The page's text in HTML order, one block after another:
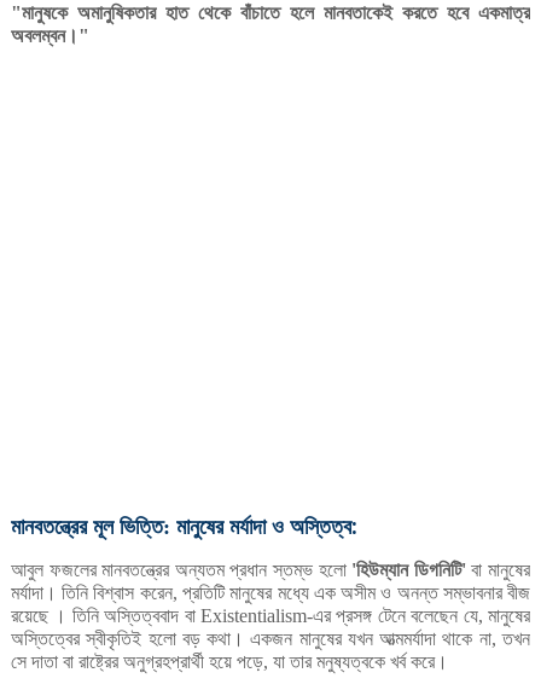
"মানুষকে অমানুষিকতার হাত থেকে বাঁচাতে হলে মানবতাকেই করতে হবে একমাত্র
অবলম্বন। "
মানবতন্ত্রের মূল ভিত্তি: মানুষের মর্যাদা ও অস্তিত্ব:
আবুল ফজলের মানবতন্ত্রের অন্যতম প্রধান স্তম্ভ হলো 'হিউম্যান ডিগনিটি' বা মানুষের
মর্যাদা। তিনি বিশ্বাস করেন,প্রতিটি মানুষের মধ্যে এক অসীম ও অনন্ত সম্ভাবনার বীজ
রয়েছে । তিনি অস্তিত্ববাদ বাExistentialism-এর প্রসঙ্গ টেনে বলেছেন যে,মানুষের
অস্তিত্বের স্বীকৃতিই হলো বড় কথা। একজন মানুষের যখন আত্মমর্যাদা থাকে না,তখন
সে দাতা বা রাষ্ট্রের অনুগ্রহপ্রার্থী হয়ে পড়ে, যা তার মনুষ্যত্বকে খর্ব করে।